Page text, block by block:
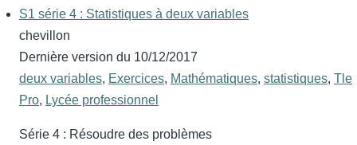
S1 série 4 : Statistiques à deux variables
chevillon
Dernière version du 10/12/2017
deux variables, Exercices, Mathématiques, statistiques, Tle
Pro, Lycée professionnel
Série 4 : Résoudre des problèmes